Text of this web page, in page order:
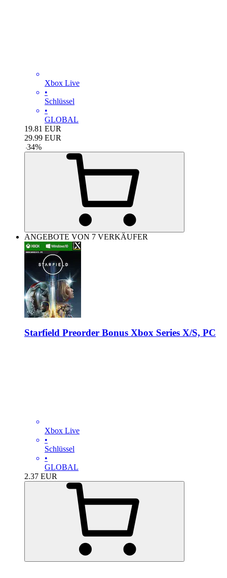
Xbox Live
•
Schlüssel
•
GLOBAL
19.81 EUR
29.99 EUR
-34%
ANGEBOTE VON 7 VERKÄUFER
Starfield Preorder Bonus Xbox Series X/S, PC
Xbox Live
•
Schlüssel
•
GLOBAL
2.37 EUR